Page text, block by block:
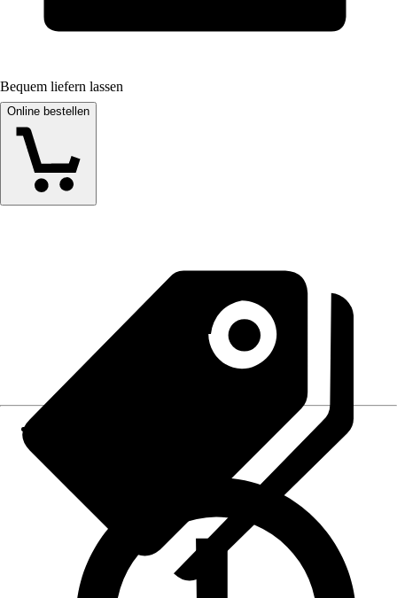
Bequem liefern lassen
Online bestellen